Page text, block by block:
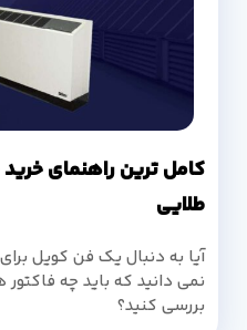
طلایی
آیا به دنبال یک فن کویل
نمی دانید که باید چه
بررسی کنید؟